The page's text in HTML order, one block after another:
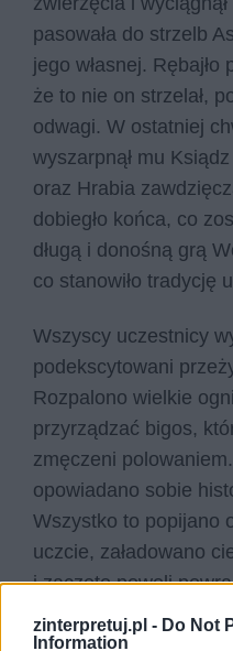
zinterpretuj.pl - Do Not
Information
pasowała do strzelb
jego własnej. Rębajło
że to nie on strzelał,
odwagi. W ostatniej
wyszarpnął mu
oraz Hrabia
dobiegło końca, co
długą i donośną grą
co stanowiło tradycję
Wszyscy uczestnicy
podekscytowani
Rozpalono wielkie
przyrządzać bigos,
zmęczeni
opowiadano sobie
Wszystko to popijano
uczcie, załadowano
i zaczęto powoli